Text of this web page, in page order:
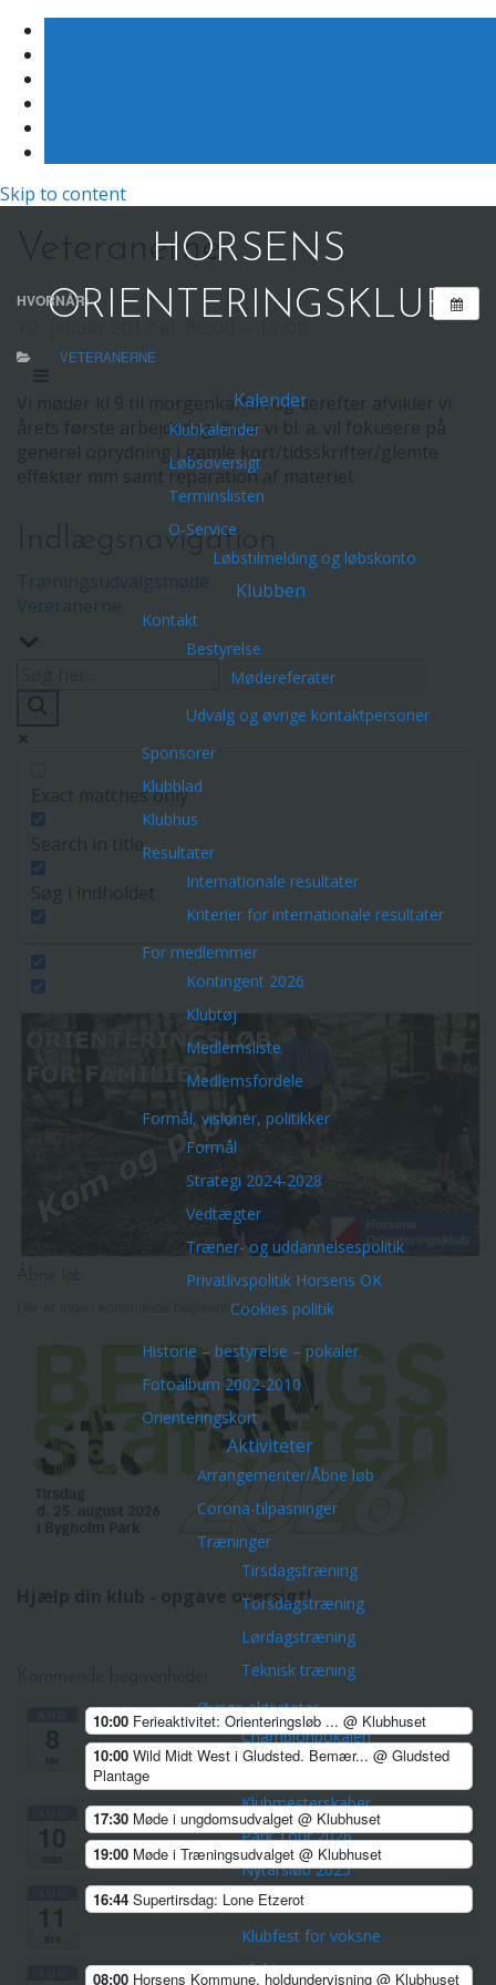
Skip to content
HORSENS
ORIENTERINGSKLUB
Kalender
Klubkalender
Løbsoversigt
Terminslisten
O-Service
Løbstilmelding og løbskonto
Klubben
Kontakt
Bestyrelse
Mødereferater
Udvalg og øvrige kontaktpersoner
Sponsorer
Klubblad
Klubhus
Resultater
Internationale resultater
Kriterier for internationale resultater
For medlemmer
Kontingent 2026
Klubtøj
Medlemsliste
Medlemsfordele
Formål, visioner, politikker
Formål
Strategi 2024-2028
Vedtægter
Træner- og uddannelsespolitik
Privatlivspolitik Horsens OK
Cookies politik
Historie – bestyrelse – pokaler
Fotoalbum 2002-2010
Orienteringskort
Aktiviteter
Arrangementer/Åbne løb
Corona-tilpasninger
Træninger
Tirsdagstræning
Torsdagstræning
Lørdagstræning
Teknisk træning
Øvrige aktiviteter
Championpokalen
Divisionsturneringen
Klubmesterskaber
Park Tour 2026
Nytårsløb 2025
Dark Trail Horsens
Klubfest for voksne
Klubture
Veteranerne
HVORNÅR:
12. januar 2017 kl. 09:00 – 12:00
VETERANERNE
Vi møder kl 9 til morgenkaffen og derefter afvikler vi
årets første arbejdsdag, hvor vi bl. a. vil fokusere på
generel oprydning i gamle kort/tidsskrifter/glemte
effekter mm samt reparation af materiel.
Indlægsnavigation
Exact matches only
Search in title
Der er ingen kommende begivenheder.
Hjælp din klub - opgave oversigt!
10:00 Ferieaktivitet: Orienteringsløb ... @ Klubhuset
10:00 Wild Midt West i Gludsted. Bemær... @ Gludsted
Plantage
17:30 Møde i ungdomsudvalget @ Klubhuset
19:00 Møde i Træningsudvalget @ Klubhuset
16:44 Supertirsdag: Lone Etzerot
08:00 Horsens Kommune, holdundervisning @ Klubhuset